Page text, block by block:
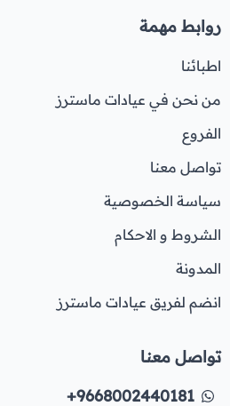
روابط مهمة
اطبائنا
من نحن في عيادات ماسترز
الفروع
تواصل معنا
سياسة الخصوصية
الشروط و الاحكام
المدونة
انضم لفريق عيادات ماسترز
تواصل معنا
+9668002440181